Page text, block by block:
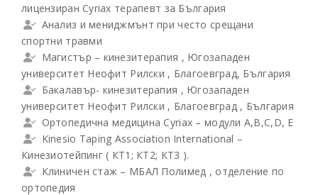
лицензиран Cyriax терапевт за България
Анализ и мениджмънт при често срещани
спортни травми
Магистър – кинезитерапия , Югозападен
университет Неофит Рилски , Благоевград, България
Бакалавър- кинезитерапия , Югозападен
университет Неофит Рилски , Благоевград , България
Ортопедична медицина Cyriax – модули A,B,C,D, E
Kinesio Taping Association International –
Кинезиотейпинг ( КТ1; КТ2; КТ3 ).
Клиничен стаж – МБАЛ Полимед , отделение по
ортопедия